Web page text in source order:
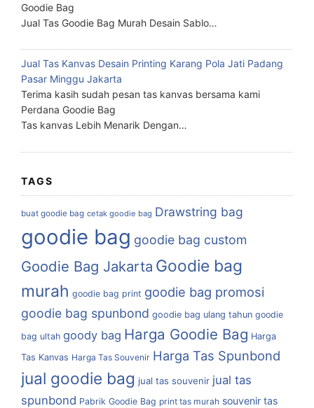
Goodie Bag
Jual Tas Goodie Bag Murah Desain Sablo…
Jual Tas Kanvas Desain Printing Karang Pola Jati Padang
Pasar Minggu Jakarta
Terima kasih sudah pesan tas kanvas bersama kami
Perdana Goodie Bag
Tas kanvas Lebih Menarik Dengan…
TAGS
buat goodie bag cetak goodie bag Drawstring bag
goodie bag goodie bag custom
Goodie Bag Jakarta Goodie bag
murah goodie bag print goodie bag promosi
goodie bag spunbond goodie bag ulang tahun goodie
bag ultah goody bag Harga Goodie Bag Harga
Tas Kanvas Harga Tas Souvenir Harga Tas Spunbond
jual goodie bag jual tas souvenir jual tas
spunbond Pabrik Goodie Bag print tas murah souvenir tas